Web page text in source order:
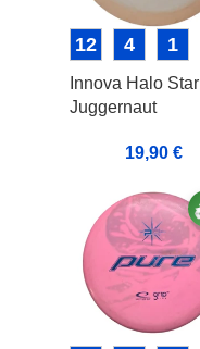
12 4 1
Innova Halo Star
Juggernaut
19,90 €